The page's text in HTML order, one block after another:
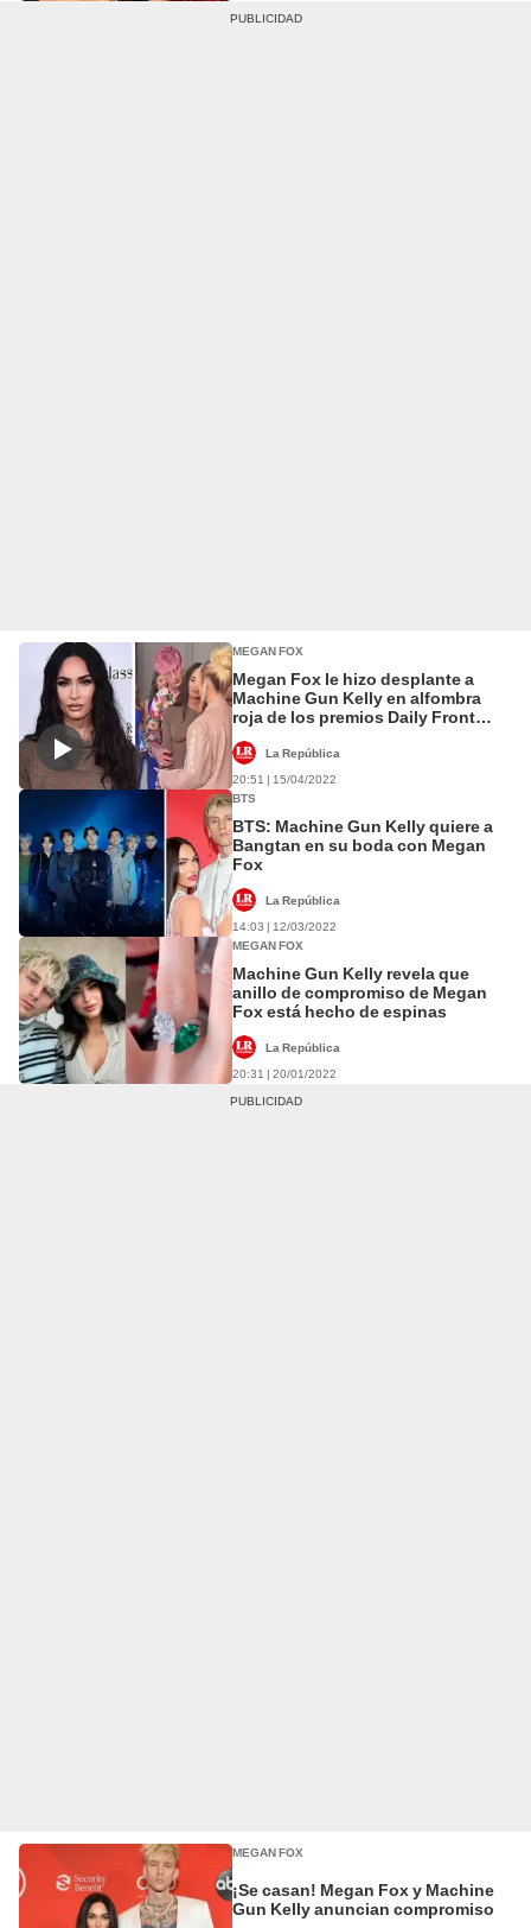
MEGAN FOX
Megan Fox le hizo desplante a
Machine Gun Kelly en alfombra
roja de los premios Daily Front
La República
20:51 | 15/04/2022
BTS
BTS: Machine Gun Kelly quiere a
Bangtan en su boda con Megan
Fox
La República
14:03 | 12/03/2022
MEGAN FOX
Machine Gun Kelly revela que
anillo de compromiso de Megan
Fox está hecho de espinas
La República
20:31 | 20/01/2022
MEGAN FOX
¡Se casan! Megan Fox y Machine
Gun Kelly anuncian compromiso